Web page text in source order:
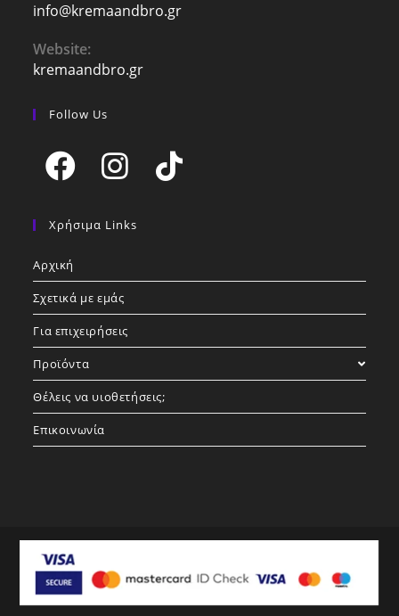
info@kremaandbro.grOpens
Website:
kremaandbro.gr
Follow Us
in
new
in
Χρήσιμα Links
Αρχική
Σχετικά με εμάς
Για επιχειρήσεις
Προϊόντα
Θέλεις να υιοθετήσεις;
Επικοινωνία